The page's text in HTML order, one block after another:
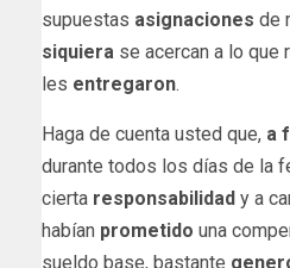
supuestas asignaciones de
siquiera se acercan a lo que
les entregaron.
Haga de cuenta usted que, a
durante todos los días de la
cierta responsabilidad y a
habían prometido una
sueldo base, bastante